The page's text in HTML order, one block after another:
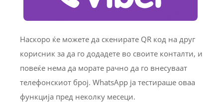
Наскоро ќе можете да скенирате QR код на друг
корисник за да го додадете во своите конталти, и
повеќе нема да морате рачно да го внесуваат
телефонскиот број. WhatsApp ја тестираше оваа
функција пред неколку месеци.